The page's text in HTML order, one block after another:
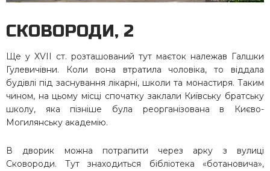
СКОВОРОДИ, 2
Ще у XVII ст. розташований тут маєток належав Галшки
Гулевичівни. Коли вона втратила чоловіка, то віддала
будівлі під заснування лікарні, школи та монастиря. Таким
чином, на цьому місці спочатку заклали Київську братську
школу, яка пізніше була реорганізована в Києво-
Могилянську академію.
В дворик можна потрапити через арку з вулиці
Сковороди. Тут знаходиться бібліотека «ботановича»,